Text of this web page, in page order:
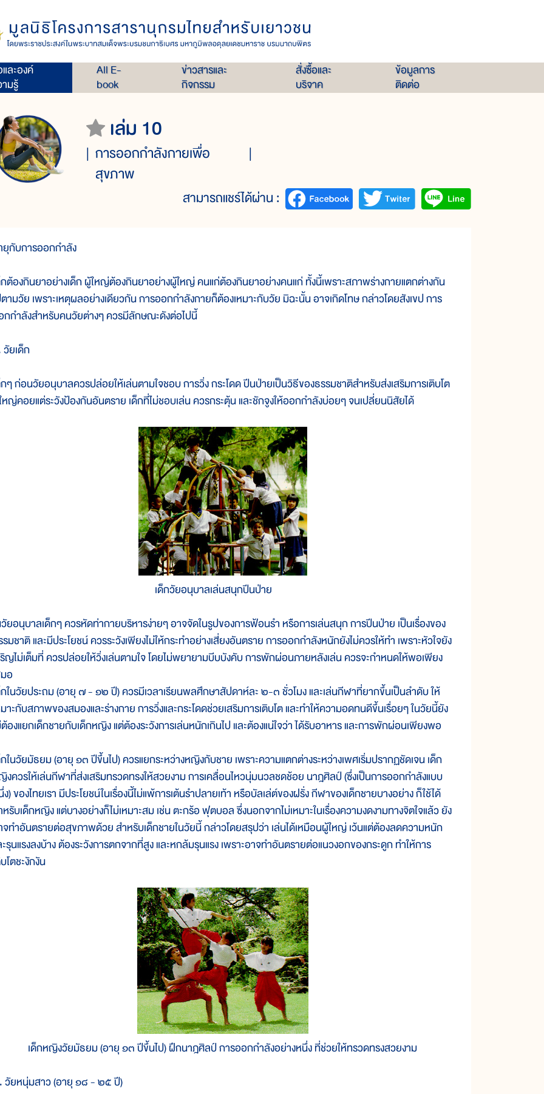
ละองค์
มรู้
All E-
book
ข่าวสารและ
กิจกรรม
สั่งซื้อและ
บริจาค
ข้อมูลการ
ติดต่อ
เล่ม 10
การออกกำลังกายเพื่อ
สุขภาพ
สามารถแชร์ได้ผ่าน :
ยุกับการออกกำลัง
กต้องกินยาอย่างเด็ก ผู้ใหญ่ต้องกินยาอย่างผู้ใหญ่ คนแก่ต้องกินยาอย่างคนแก่ ทั้งนี้เพราะสภาพร่างกายแตกต่างกัน
ามวัย เพราะเหตุผลอย่างเดียวกัน การออกกำลังกายก็ต้องเหมาะกับวัย มิฉะนั้น อาจเกิดโทษ กล่าวโดยสังเขป การ
กกำลังสำหรับคนวัยต่างๆ ควรมีลักษณะดังต่อไปนี้
ยเด็ก
กๆ ก่อนวัยอนุบาลควรปล่อยให้เล่นตามใจชอบ การวิ่ง กระโดด ปีนป่ายเป็นวิธีของธรรมชาติสำหรับส่งเสริมการเติบโต
หญ่คอยแต่ระวังป้องกันอันตราย เด็กที่ไม่ชอบเล่น ควรกระตุ้น และชักจูงให้ออกกำลังบ่อยๆ จนเปลี่ยนนิสัยได้
เด็กวัยอนุบาลเล่นสนุกปีนป่าย
ยอนุบาลเด็กๆ ควรหัดท่ากายบริหารง่ายๆ อาจจัดในรูปของการฟ้อนรำ หรือการเล่นสนุก การปีนป่าย เป็นเรื่องของ
มชาติ และมีประโยชน์ ควรระวังเพียงไม่ให้กระทำอย่างเสี่ยงอันตราย การออกกำลังหนักยังไม่ควรให้ทำ เพราะหัวใจยัง
ริญไม่เต็มที่ ควรปล่อยให้วิ่งเล่นตามใจ โดยไม่พยายามบีบบังคับ การพักผ่อนภายหลังเล่น ควรจะกำหนดให้พอเพียง
อ
กในวัยประถม (อายุ ๗ - ๑๒ ปี) ควรมีเวลาเรียนพลศึกษาสัปดาห์ละ ๒-๓ ชั่วโมง และเล่นกีฬาที่ยากขึ้นเป็นลำดับ ให้
าะกับสภาพของสมองและร่างกาย การวิ่งและกระโดดช่วยเสริมการเติบโต และทำให้ความอดทนดีขึ้นเรื่อยๆ ในวัยนี้ยัง
องแยกเด็กชายกับเด็กหญิง แต่ต้องระวังการเล่นหนักเกินไป และต้องแน่ใจว่า ได้รับอาหาร และการพักผ่อนเพียงพอ
กในวัยมัธยม (อายุ ๑๓ ปีขึ้นไป) ควรแยกระหว่างหญิงกับชาย เพราะความแตกต่างระหว่างเพศเริ่มปรากฏชัดเจน เด็ก
งควรให้เล่นกีฬาที่ส่งเสริมทรวดทรงให้สวยงาม การเคลื่อนไหวนุ่มนวลชดช้อย นาฎศิลป์ (ซึ่งเป็นการออกกำลังแบบ
) ของไทยเรา มีประโยชน์ในเรื่องนี้ไม่แพ้การเต้นรำปลายเท้า หรือบัลเล่ต์ของฝรั่ง กีฬาของเด็กชายบางอย่าง ก็ใช้ได้
รับเด็กหญิง แต่บางอย่างก็ไม่เหมาะสม เช่น ตะกร้อ ฟุตบอล ซึ่งนอกจากไม่เหมาะในเรื่องความงดงามทางจิตใจแล้ว ยัง
ทำอันตรายต่อสุขภาพด้วย สำหรับเด็กชายในวัยนี้ กล่าวโดยสรุปว่า เล่นได้เหมือนผู้ใหญ่ เว้นแต่ต้องลดความหนัก
รุนแรงลงบ้าง ต้องระวังการตกจากที่สูง และหกล้มรุนแรง เพราะอาจทำอันตรายต่อแนวงอกของกระดูก ทำให้การ
โตชะงักงัน
เด็กหญิงวัยมัธยม (อายุ ๑๓ ปีขึ้นไป) ฝึกนาฎศิลป์ การออกกำลังอย่างหนึ่ง ที่ช่วยให้ทรวดทรงสวยงาม
วัยหนุ่มสาว (อายุ ๑๘ - ๒๕ ปี)